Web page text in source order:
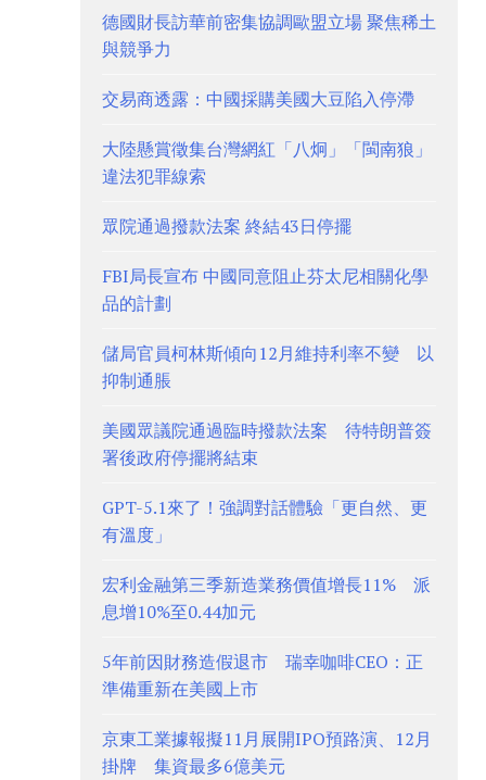
德國財長訪華前密集協調歐盟立場 聚焦稀土
與競爭力
交易商透露：中國採購美國大豆陷入停滯
大陸懸賞徵集台灣網紅「八炯」「閩南狼」
違法犯罪線索
眾院通過撥款法案 終結43日停擺
FBI局長宣布 中國同意阻止芬太尼相關化學
品的計劃
儲局官員柯林斯傾向12月維持利率不變 以
抑制通脹
美國眾議院通過臨時撥款法案 待特朗普簽
署後政府停擺將結束
GPT-5.1來了！強調對話體驗「更自然、更
有溫度」
宏利金融第三季新造業務價值增長11% 派
息增10%至0.44加元
5年前因財務造假退市 瑞幸咖啡CEO：正
準備重新在美國上市
京東工業據報擬11月展開IPO預路演、12月
掛牌 集資最多6億美元